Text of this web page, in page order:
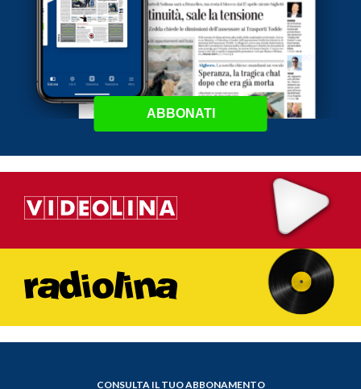
ABBONATI
CONSULTA IL TUO ABBONAMENTO